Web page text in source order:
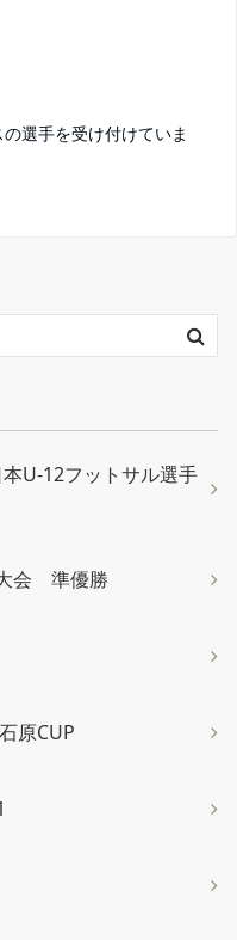
選手を受け付けていま
U-12フットサル選手
会 準優勝
原CUP